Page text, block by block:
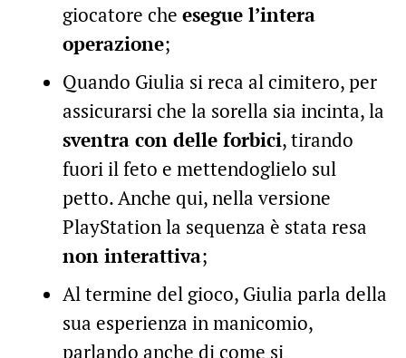
giocatore che esegue l’intera
operazione;
Quando Giulia si reca al cimitero, per
assicurarsi che la sorella sia incinta, la
sventra con delle forbici, tirando
fuori il feto e mettendoglielo sul
petto. Anche qui, nella versione
PlayStation la sequenza è stata resa
non interattiva;
Al termine del gioco, Giulia parla della
sua esperienza in manicomio,
parlando anche di come si